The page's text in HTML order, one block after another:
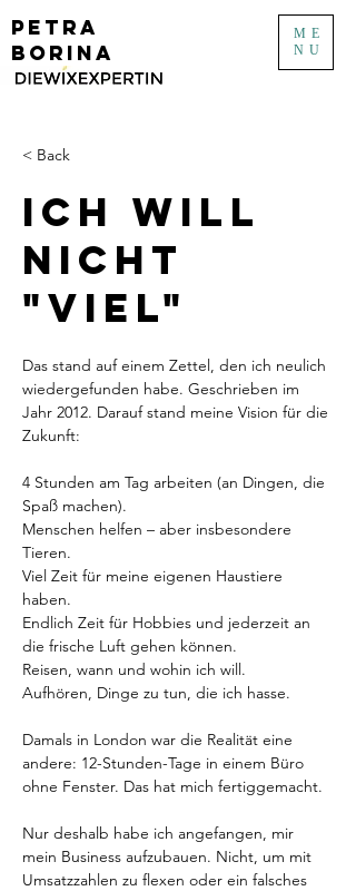
PETRA
BORINA
ME
NU
< Back
Ich will
nicht
"viel"
Das stand auf einem Zettel, den ich neulich
wiedergefunden habe. Geschrieben im
Jahr 2012. Darauf stand meine Vision für die
Zukunft:
4 Stunden am Tag arbeiten (an Dingen, die
Spaß machen).
Menschen helfen – aber insbesondere
Tieren.
Viel Zeit für meine eigenen Haustiere
haben.
Endlich Zeit für Hobbies und jederzeit an
die frische Luft gehen können.
Reisen, wann und wohin ich will.
Aufhören, Dinge zu tun, die ich hasse.
Damals in London war die Realität eine
andere: 12-Stunden-Tage in einem Büro
ohne Fenster. Das hat mich fertiggemacht.
Nur deshalb habe ich angefangen, mir
mein Business aufzubauen. Nicht, um mit
Umsatzzahlen zu flexen oder ein falsches